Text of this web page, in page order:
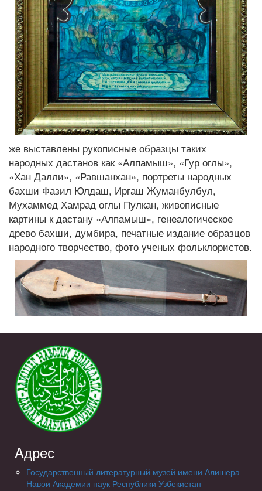
же выставлены рукописные образцы таких
народных дастанов как «Алпамыш», «Гур оглы»,
«Хан Далли», «Равшанхан», портреты народных
бахши Фазил Юлдаш, Иргаш Жуманбулбул,
Мухаммед Хамрад оглы Пулкан, живописные
картины к дастану «Алпамыш», генеалогическое
древо бахши, думбира, печатные издание образцов
народного творчество, фото ученых фольклористов.
Aдрес
Государственный литературный музей имени Алишера
Навои Академии наук Республики Узбекистан